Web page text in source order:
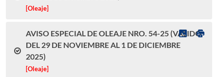
[Oleaje]
AVISO ESPECIAL DE OLEAJE NRO. 54-25 (VÁLIDO
DEL 29 DE NOVIEMBRE AL 1 DE DICIEMBRE
2025)
[Oleaje]